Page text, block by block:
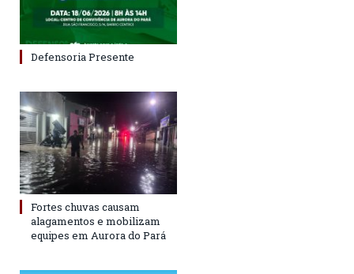
Defensoria Presente
Fortes chuvas causam
alagamentos e mobilizam
equipes em Aurora do Pará